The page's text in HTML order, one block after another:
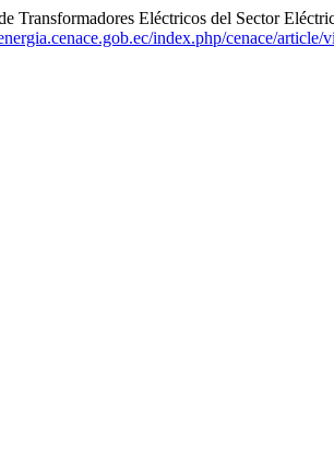
Transformadores Eléctricos del Sector
index.php/cenace/article/